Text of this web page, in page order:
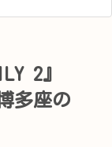
2』
多座の